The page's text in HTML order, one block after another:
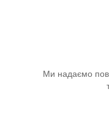
Ми надаємо